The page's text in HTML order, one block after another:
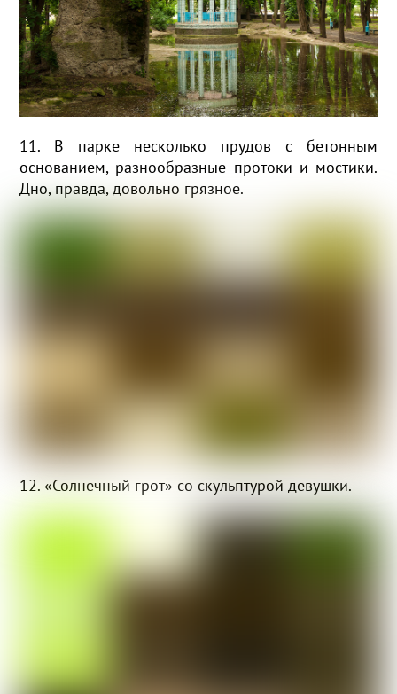
11. В парке несколько прудов с бетонным
основанием, разнообразные протоки и мостики.
Дно, правда, довольно грязное.
12. «Солнечный грот» со скульптурой девушки.